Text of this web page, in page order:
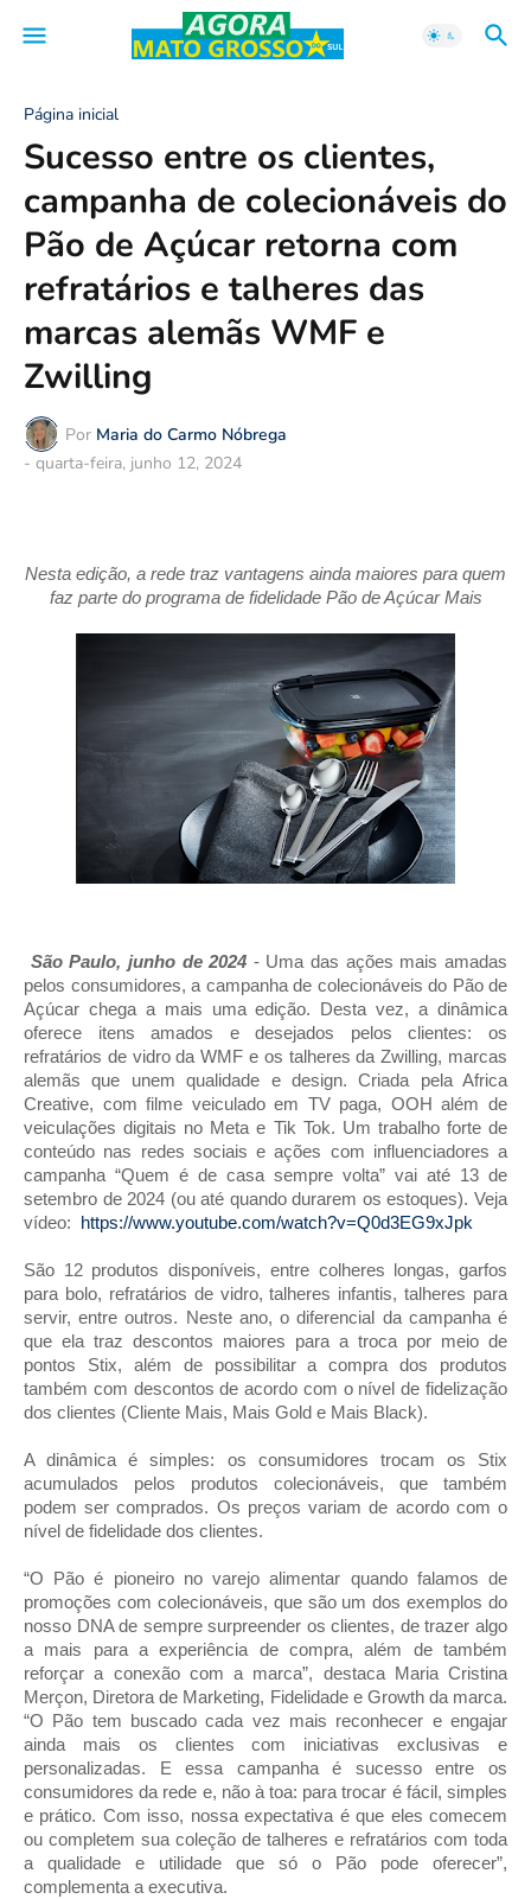
Página inicial
Sucesso entre os clientes,
campanha de colecionáveis do
Pão de Açúcar retorna com
refratários e talheres das
marcas alemãs WMF e
Zwilling
Por Maria do Carmo Nóbrega
- quarta-feira, junho 12, 2024
Nesta edição, a rede traz vantagens ainda maiores para quem
faz parte do programa de fidelidade Pão de Açúcar Mais
São Paulo, junho de 2024 - Uma das ações mais amadas
pelos consumidores, a campanha de colecionáveis do Pão de
Açúcar chega a mais uma edição. Desta vez, a dinâmica
oferece itens amados e desejados pelos clientes: os
refratários de vidro da WMF e os talheres da Zwilling, marcas
alemãs que unem qualidade e design. Criada pela Africa
Creative, com filme veiculado em TV paga, OOH além de
veiculações digitais no Meta e Tik Tok. Um trabalho forte de
conteúdo nas redes sociais e ações com influenciadores a
campanha “Quem é de casa sempre volta” vai até 13 de
setembro de 2024 (ou até quando durarem os estoques). Veja
vídeo:
https://www.youtube.com/watch?v=Q0d3EG9xJpk
São 12 produtos disponíveis, entre colheres longas, garfos
para bolo, refratários de vidro, talheres infantis, talheres para
servir, entre outros. Neste ano, o diferencial da campanha é
que ela traz descontos maiores para a troca por meio de
pontos Stix, além de possibilitar a compra dos produtos
também com descontos de acordo com o nível de fidelização
dos clientes (Cliente Mais, Mais Gold e Mais Black).
A dinâmica é simples:
os consumidores trocam os Stix
acumulados pelos produtos colecionáveis, que também
podem ser comprados. Os preços variam de acordo com o
nível de fidelidade dos clientes.
“O Pão é pioneiro no varejo alimentar quando falamos de
promoções com colecionáveis, que são um dos exemplos do
nosso DNA de sempre surpreender os clientes, de trazer algo
a mais para a experiência de compra, além de também
reforçar a conexão com a marca”, destaca Maria Cristina
Merçon, Diretora de Marketing, Fidelidade e Growth da marca.
“O Pão tem buscado cada vez mais reconhecer e engajar
ainda mais os clientes com iniciativas exclusivas e
personalizadas. E essa campanha é sucesso entre os
consumidores da rede e, não à toa: para trocar é fácil, simples
e prático. Com isso, nossa expectativa é que eles comecem
ou completem sua coleção de talheres e refratários com toda
a qualidade e utilidade que só o Pão pode oferecer”,
complementa a executiva.